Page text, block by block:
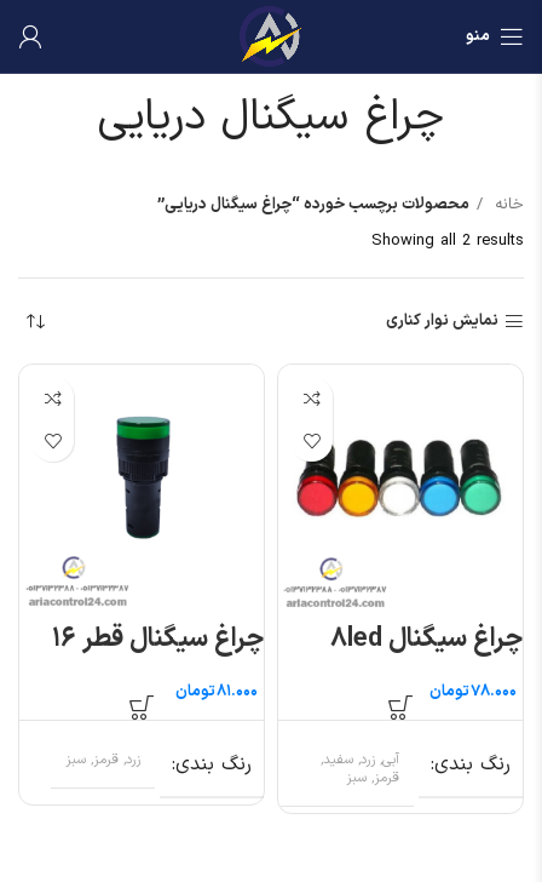
منو
چراغ سیگنال دریایی
خانه
محصولات برچسب خورده “چراغ سیگنال دریایی”
Showing all 2 results
نمایش نوار کناری
چراغ سیگنال ۸led
تومان
رنگ بندی
آبی, زرد, سفید,
قرمز, سبز
چراغ سیگنال قطر ۱۶
تومان
رنگ بندی زرد, قرمز, سبز